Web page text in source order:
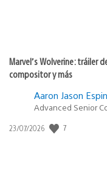
Marvel’s Wolverine: tráiler
compositor y más
Aaron Jason
Advanced Senior
Fecha
23/07/2026 7